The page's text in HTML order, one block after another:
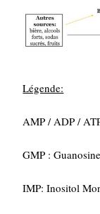
Légende:
AMP / ADP /
GMP :
IMP: Inositol